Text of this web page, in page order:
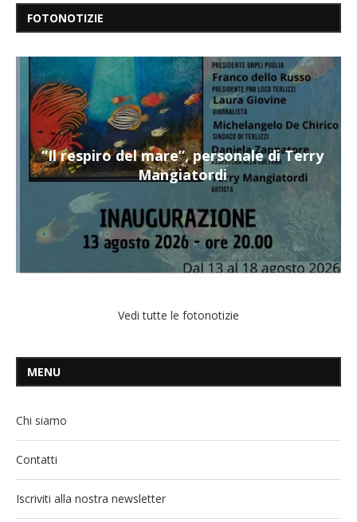
FOTONOTIZIE
“Il respiro del mare”, personale di Terry
Mangiatordi
Vedi tutte le fotonotizie
MENU
Chi siamo
Contatti
Iscriviti alla nostra newsletter